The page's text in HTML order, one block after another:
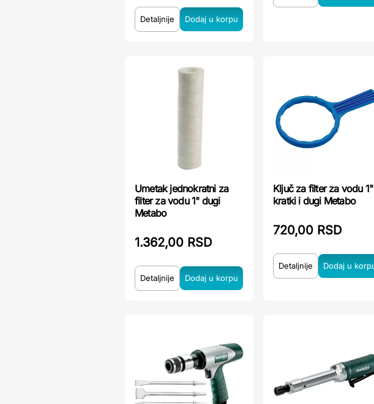
Detaljnije
Umetak jednokratni za
filter za vodu 1" dugi
Metabo
1.362,00 RSD
Detaljnije
Ključ za filter za vodu 1"
kratki i dugi Metabo
720,00 RSD
Detaljnije